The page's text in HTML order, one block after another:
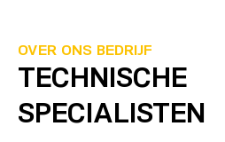
OVER ONS BEDRIJF
TECHNISCHE
SPECIALISTEN